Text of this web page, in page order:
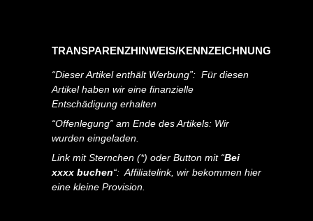
TRANSPARENZHINWEIS/KENNZEICHNUNG
“Dieser Artikel enthält Werbung”: Für diesen
Artikel haben wir eine finanzielle
Entschädigung erhalten
“Offenlegung” am Ende des Artikels: Wir
wurden eingeladen.
Link mit Sternchen (*) oder Button mit “Bei
xxxx buchen“: Affiliatelink, wir bekommen hier
eine kleine Provision.